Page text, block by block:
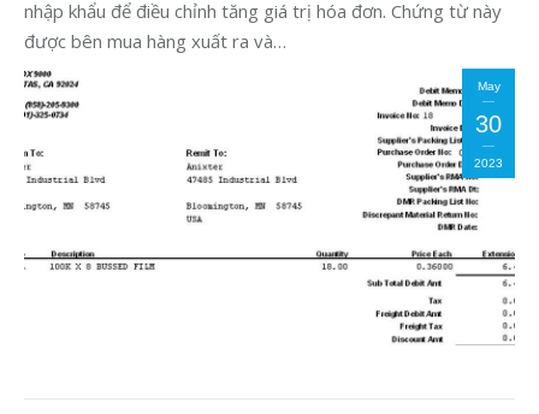
nhập khẩu để điều chỉnh tăng giá trị hóa đơn. Chứng từ này
được bên mua hàng xuất ra và…
May
30
2023